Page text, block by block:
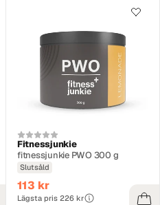
Fitnessjunkie
fitnessjunkie PWO 300 g
Slutsåld
113 kr
Lägsta pris 226 kr